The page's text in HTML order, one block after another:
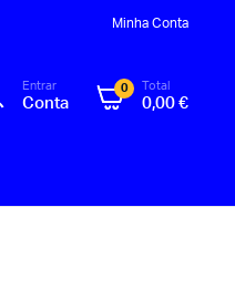
Minha Conta
Entrar
Conta
0 Total
0,00€